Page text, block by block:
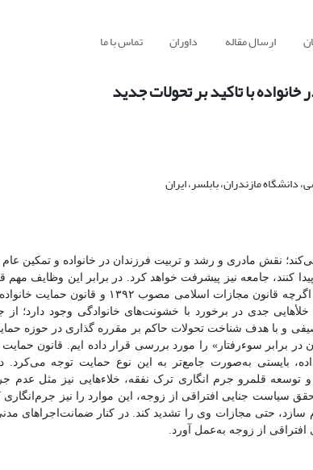
ارسال مقاله داوران تماس با ما
با تاکید بر تحولات جدید
مازندران، بابلسر، ایران
نقش مادری و رشد و تربیت فرزندان در خانواده و تمکین
جامعه نیز پیشرفت خواهد کرد. در برابر این وظایف مهم
جدی در برخورد با خشونت‌های خانوادگی وجود دارد؛
و با هدف شناخت تحولات حاکم بر مقرره گذاری در حوزه
بایستی به‌صورت جامع‌تر به این نوع حمایت توجه می‌کرد.
توسعه‌ قلمرو جرم انگاری ترک نفقه، خلاءهایی نیز مثل عدم
سیاست جنایی افتراقی از زوجه، این موارد را نیز جرم‌انگاری
حتی مجازات وی را تشدید کند. در کنار ضمانت‌اجراهای
افتراقی از زوجه به‌عمل آورد.